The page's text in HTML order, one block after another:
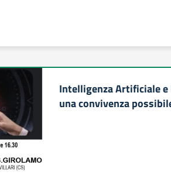
Intelligenza Artificiale
una convivenza